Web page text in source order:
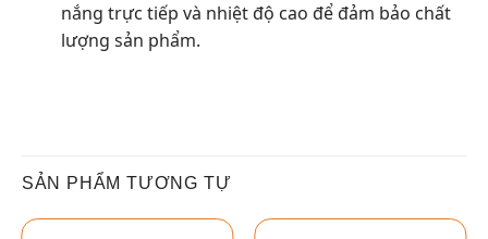
nắng trực tiếp và nhiệt độ cao để đảm bảo chất
lượng sản phẩm.
SẢN PHẨM TƯƠNG TỰ